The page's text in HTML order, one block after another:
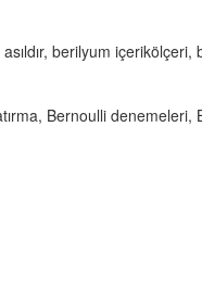
berilyum
Bernoulli